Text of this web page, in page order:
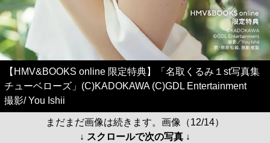
【HMV&BOOKS online 限定特典】「名取くるみ１st写真集
チューベローズ」(C)KADOKAWA (C)GDL Entertainment
撮影/ You Ishii
まだまだ画像は続きます。画像（12/14）
↓ スクロールで次の写真 ↓